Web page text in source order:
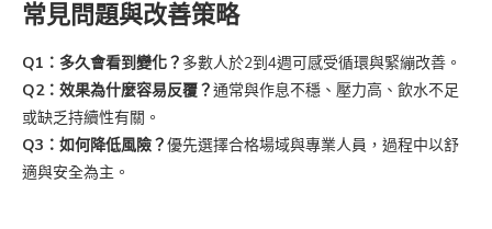
常見問題與改善策略
Q1：多久會看到變化？ 多數人於2到4週可感受循環與緊繃改善。
Q2：效果為什麼容易反覆？通常與作息不穩、壓力高、飲水不足
或缺乏持續性有關。
Q3：如何降低風險？優先選擇合格場域與專業人員，過程中以舒
適與安全為主。